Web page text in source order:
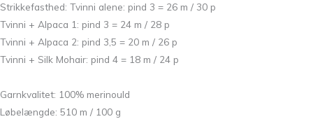
Strikkefasthed: Tvinni alene: pind 3 = 26 m / 30 p
Tvinni + Alpaca 1: pind 3 = 24 m / 28 p
Tvinni + Alpaca 2: pind 3,5 = 20 m / 26 p
Tvinni + Silk Mohair: pind 4 = 18 m / 24 p
Garnkvalitet: 100% merinould
Løbelængde: 510 m / 100 g